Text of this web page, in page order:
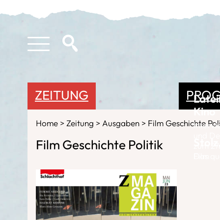
ZEITUNG
Home Zeitung Ausgaben Film Geschichte
Film Geschichte Politik
Kino